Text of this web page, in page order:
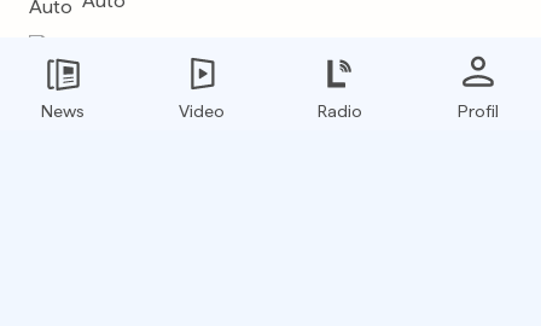
News Video Radio Profil